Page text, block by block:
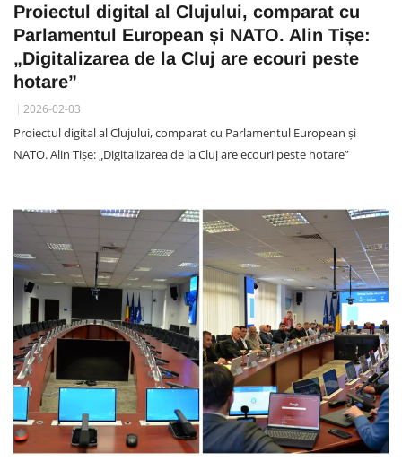
Proiectul digital al Clujului, comparat cu
Parlamentul European și NATO. Alin Tișe:
„Digitalizarea de la Cluj are ecouri peste
hotare”
2026-02-03
Proiectul digital al Clujului, comparat cu Parlamentul European și
NATO. Alin Tișe: „Digitalizarea de la Cluj are ecouri peste hotare”